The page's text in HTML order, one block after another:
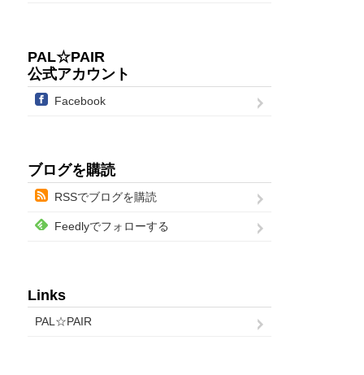
PAL☆PAIR
公式アカウント
Facebook
ブログを購読
RSSでブログを購読
Feedlyでフォローする
Links
PAL☆PAIR